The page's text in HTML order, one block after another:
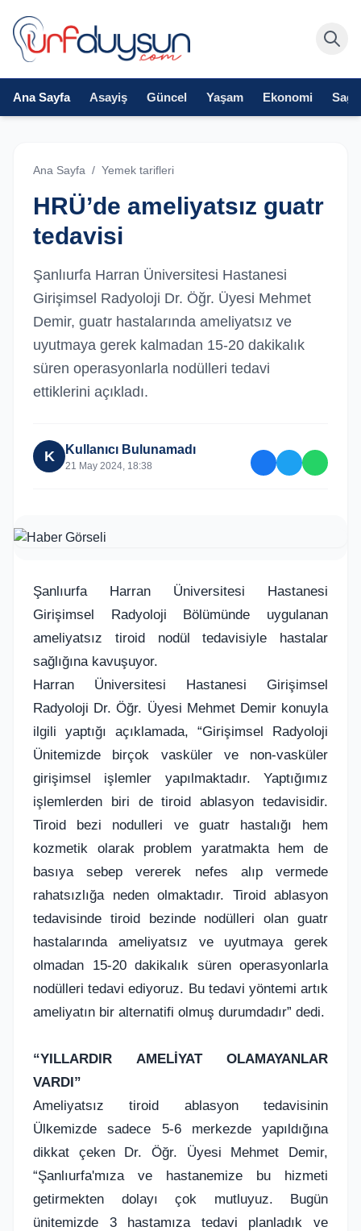
Ana Sayfa Asayiş Güncel Yaşam Ekonomi
Ana Sayfa / Yemek tarifleri
HRÜ’de ameliyatsız guatr
tedavisi
Şanlıurfa Harran Üniversitesi Hastanesi
Girişimsel Radyoloji Dr. Öğr. Üyesi Mehmet
Demir, guatr hastalarında ameliyatsız ve
uyutmaya gerek kalmadan 15-20 dakikalık
süren operasyonlarla nodülleri tedavi
ettiklerini açıkladı.
K Kullanıcı Bulunamadı
21 May 2024, 18:38
Şanlıurfa Harran Üniversitesi Hastanesi
Girişimsel Radyoloji Bölümünde uygulanan
ameliyatsız tiroid nodül tedavisiyle hastalar
sağlığına kavuşuyor.
Harran Üniversitesi Hastanesi Girişimsel
Radyoloji Dr. Öğr. Üyesi Mehmet Demir konuyla
ilgili yaptığı açıklamada, “Girişimsel Radyoloji
Ünitemizde birçok vasküler ve non-vasküler
girişimsel işlemler yapılmaktadır. Yaptığımız
işlemlerden biri de tiroid ablasyon tedavisidir.
Tiroid bezi nodulleri ve guatr hastalığı hem
kozmetik olarak problem yaratmakta hem de
basıya sebep vererek nefes alıp vermede
rahatsızlığa neden olmaktadır. Tiroid ablasyon
tedavisinde tiroid bezinde nodülleri olan guatr
hastalarında ameliyatsız ve uyutmaya gerek
olmadan 15-20 dakikalık süren operasyonlarla
nodülleri tedavi ediyoruz. Bu tedavi yöntemi artık
ameliyatın bir alternatifi olmuş durumdadır” dedi.
“YILLARDIR AMELİYAT OLAMAYANLAR
VARDI”
Ameliyatsız tiroid ablasyon tedavisinin
Ülkemizde sadece 5-6 merkezde yapıldığına
dikkat çeken Dr. Öğr. Üyesi Mehmet Demir,
“Şanlıurfa'mıza ve hastanemize bu hizmeti
getirmekten dolayı çok mutluyuz. Bugün
ünitemizde 3 hastamıza tedavi planladık ve